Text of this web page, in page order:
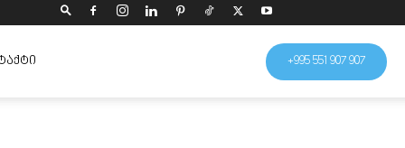
+995 551 907 907